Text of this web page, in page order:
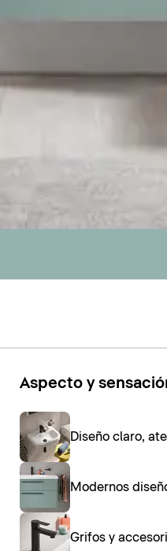
Aspecto y
Diseño claro,
Modernos
Grifos y